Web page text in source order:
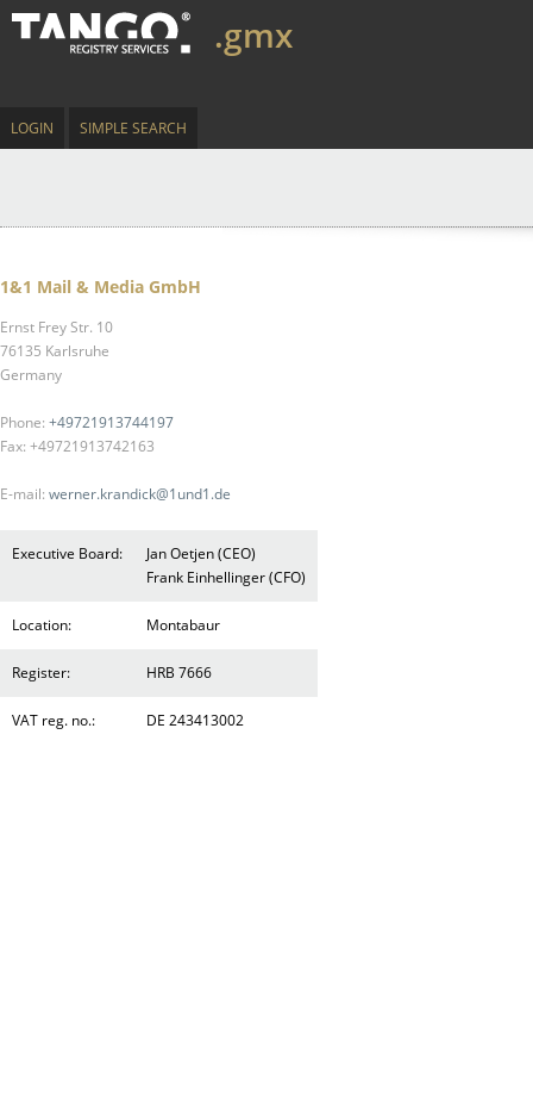
.gmx
LOGIN SIMPLE SEARCH
1&1 Mail & Media GmbH
Ernst Frey Str. 10
76135 Karlsruhe
Germany
Phone: +49721913744197
Fax: +49721913742163
E-mail: werner.krandick@1und1.de
Executive Board:
Jan Oetjen (CEO)
Frank Einhellinger (CFO)
Location: Montabaur
Register: HRB 7666
VAT reg. no.: DE 243413002